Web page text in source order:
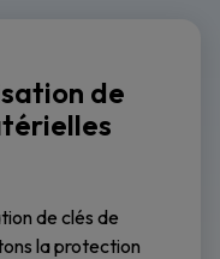
de
de clés de
la protection